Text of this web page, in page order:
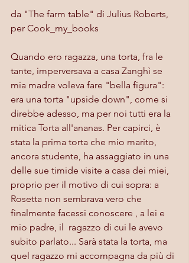
da "The farm table" di Julius Roberts,
per Cook_my_books
Quando ero ragazza, una torta, fra le
tante, imperversava a casa Zanghì se
mia madre voleva fare "bella figura":
era una torta "upside down", come si
direbbe adesso, ma per noi tutti era la
mitica Torta all'ananas. Per capirci, è
stata la prima torta che mio marito,
ancora studente, ha assaggiato in una
delle sue timide visite a casa dei miei,
proprio per il motivo di cui sopra: a
Rosetta non sembrava vero che
finalmente facessi conoscere , a lei e
mio padre, il  ragazzo di cui le avevo
subito parlato... Sarà stata la torta, ma
quel ragazzo mi accompagna da più di